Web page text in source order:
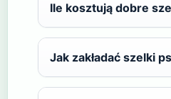
Ile kosztują dobre
Jak zakładać szelki